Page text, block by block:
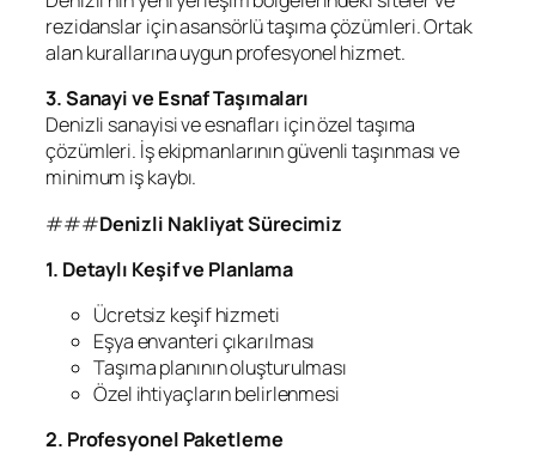
rezidanslar için asansörlü taşıma çözümleri. Ortak
alan kurallarına uygun profesyonel hizmet.
3. Sanayi ve Esnaf Taşımaları
Denizli sanayisi ve esnafları için özel taşıma
çözümleri. İş ekipmanlarının güvenli taşınması ve
minimum iş kaybı.
###Denizli Nakliyat Sürecimiz
1. Detaylı Keşif ve Planlama
Ücretsiz keşif hizmeti
Eşya envanteri çıkarılması
Taşıma planının oluşturulması
Özel ihtiyaçların belirlenmesi
2. Profesyonel Paketleme